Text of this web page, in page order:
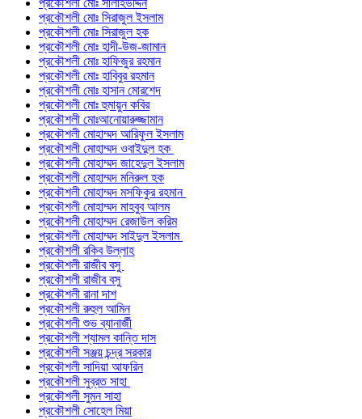
প্রকৌশলী মোঃ সালাহউদ্দিন
প্রকৌশলী মোঃ সিরাজুল ইসলাম
প্রকৌশলী মোঃ সিরাজুল হক
প্রকৌশলী মোঃ হাদী-উজ-জামান
প্রকৌশলী মোঃ হাফিজুর রহমান
প্রকৌশলী মোঃ হাবিবুর রহমান
প্রকৌশলী মোঃ হাসান মোরশেদ
প্রকৌশলী মোঃ হুমায়ুন কবির
প্রকৌশলী মোঃআনোয়ারুজ্জামান
প্রকৌশলী মোহাম্মদ আরিফুল ইসলাম
প্রকৌশলী মোহাম্মদ ওবাইদুল হক
প্রকৌশলী মোহাম্মদ জাহেদুল ইসলাম
প্রকৌশলী মোহাম্মদ মনিরুল হক
প্রকৌশলী মোহাম্মদ মসফিকুর রহমান
প্রকৌশলী মোহাম্মদ মাহবুব আলম
প্রকৌশলী মোহাম্মদ রেজাউল করিম
প্রকৌশলী মোহাম্মদ সাইদুল ইসলাম
প্রকৌশলী রকিব উল্লাহ
প্রকৌশলী রাজীব বসু
প্রকৌশলী রাজীব বসু
প্রকৌশলী রানা দাশ
প্রকৌশলী রুহুল আমিন
প্রকৌশলী শুভ ব্যানার্জী
প্রকৌশলী শ্যামল কান্তি দাস
প্রকৌশলী সঞ্জয় চন্দ্র সরকার
প্রকৌশলী সাদিয়া আফরিন
প্রকৌশলী সুব্রত সাহা
প্রকৌশলী সুমন সাহা
প্রকৌশলী সোহেল মিয়া